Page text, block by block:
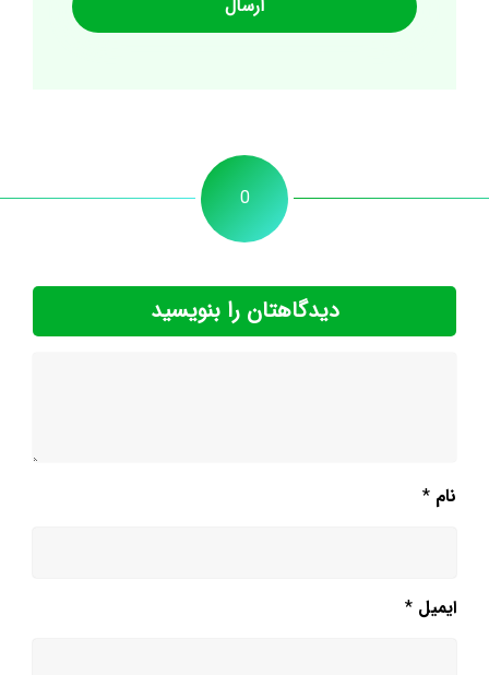
0
دیدگاهتان را بنویسید
نام *
ایمیل *